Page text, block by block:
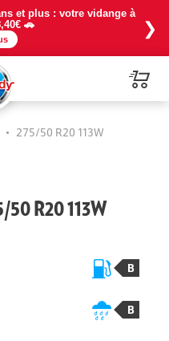
et plus : votre vidange à
🚗
❯
• 275/50 R20 113W
50 R20 113W
B
B